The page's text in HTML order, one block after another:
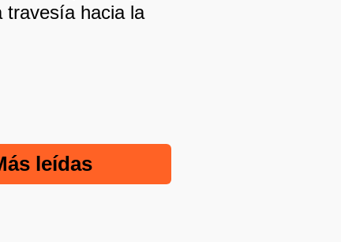
travesía hacia la
leídas